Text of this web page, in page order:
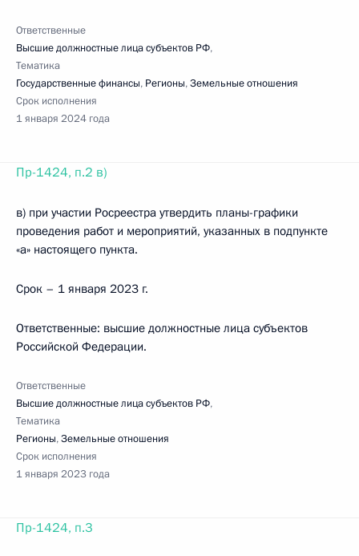
Ответственные
Высшие должностные лица субъектов РФ,
Тематика
Государственные финансы, Регионы,Земельные отношения
Срок исполнения
1 января 2024 года
Пр-1424, п.2 в)
в) при участии Росреестра утвердить планы-графики
проведения работ и мероприятий, указанных в подпункте
«а» настоящего пункта.
Срок – 1 января 2023 г.
Ответственные: высшие должностные лица субъектов
Российской Федерации.
Ответственные
Высшие должностные лица субъектов РФ,
Тематика
Регионы,Земельные отношения
Срок исполнения
1 января 2023 года
Пр-1424, п.3